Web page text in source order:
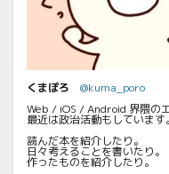
くまぽろ
@kuma_poro
Web / iOS / Android 界隈の
最近は政治活動もしています。
読んだ本を紹介したり。
日々考えることを書いたり。
作ったものを紹介したり。